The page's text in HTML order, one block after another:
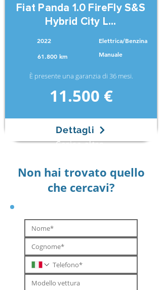
Fiat Panda 1.0 FireFly S&S
Hybrid City L...
2022
61.800 km
Elettrica/Benzina
Manuale
È presente una garanzia di 36 mesi.
11.500 €
Dettagli
Carica altro
Non hai trovato quello
che cercavi?